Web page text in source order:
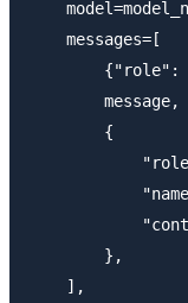
    messages=[
{"role":
        message,
        {
        },
    ],